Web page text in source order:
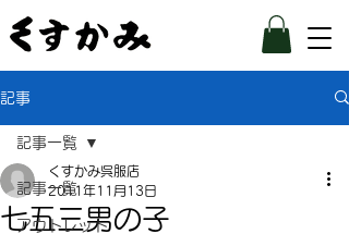
記事
記事一覧
アウトレット
記事一覧
七五三男の子
くすかみ呉服店
2011年11月13日